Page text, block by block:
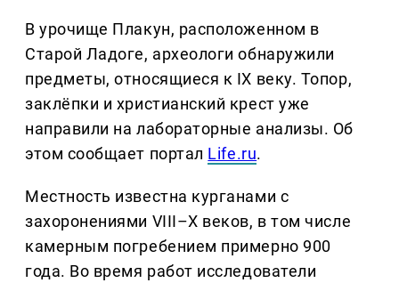
В урочище Плакун, расположенном в
Старой Ладоге, археологи обнаружили
предметы, относящиеся к IX веку. Топор,
заклёпки и христианский крест уже
направили на лабораторные анализы. Об
этом сообщает портал Life.ru.
Местность известна курганами с
захоронениями VIII–X веков, в том числе
камерным погребением примерно 900
года. Во время работ исследователи